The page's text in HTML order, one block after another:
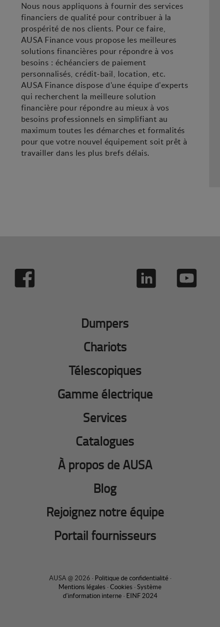
Nous nous appliquons à fournir des services
financiers de qualité pour contribuer à la
prospérité de nos clients. Pour ce faire,
AUSA Finance vous propose les meilleures
solutions financières pour répondre à vos
besoins : échéanciers de paiement
personnalisés, crédit-bail, location, etc.
AUSA Finance dispose d'une équipe d'experts
qui recherchent la meilleure solution
financière pour répondre au mieux à vos
besoins professionnels en simplifiant au
maximum toutes les démarches et formalités
pour que votre nouvel équipement soit prêt à
travailler dans les plus brefs délais.
Dumpers
Chariots
Télescopiques
Gamme électrique
Services
Catalogues
À propos de AUSA
Blog
Rejoignez notre équipe
Portail fournisseurs
AUSA @ 2026 · Politique de confidentialité·
Mentions légales ·Cookies ·Système
d'information interne· EINF 2024